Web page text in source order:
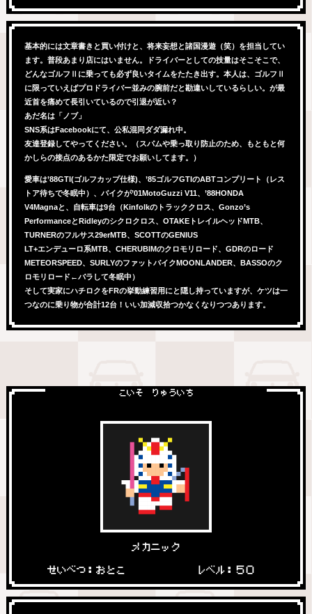
基本的には文章書きと買い付けと、将来妄想と諸国漫遊（笑）を担当してい
ます。普段あまり店にはいません。ドライバーとしての技量はそこそこで、
どんなゴルフⅡに乗っても必ず良いタイムをたたき出す。本人は、ゴルフⅡ
に限っていえばプロドライバー並みの腕前だと勘違いしているらしい。が最
近首を痛めて長引いているので引退が近い？
あだ名は「ノブ」
SNS系はFacebookにて、公私混同ダダ漏れ中。
友達登録してやってください。（スパムや乗っ取り防止のため、もともと何
かしらの接点のあるかた限定でお願いしてます。）
愛車は’88GTI(ゴルフカップ仕様)、’85ゴルフGTIのABTコンプリート（レス
トア待ちで冬眠中）、バイクが’01MotoGuzzi V11、’88HONDA
V4Magnaと、自転車は9台（Kinfolkのトラッククロス、Gonzo’s
PerformanceとRidleyのシクロクロス、OTAKEトレイルヘッドMTB、
TURNERのフルサス29erMTB、SCOTTのGENIUS
LT+エンデューロ系MTB、CHERUBIMのクロモリロード、GDRのロード
METEORSPEED、SURLYのファットバイクMOONLANDER、BASSOのク
ロモリロード←バラして冬眠中）
そして実家にハチロクをFRの挙動練習用にと隠し持っていますが、ケツは一
つなのに乗り物が合計12台！いい加減収拾つかなくなりつつあります。
こいそ りゅういち
メカニック
せいべつ：おとこ レベル：５０